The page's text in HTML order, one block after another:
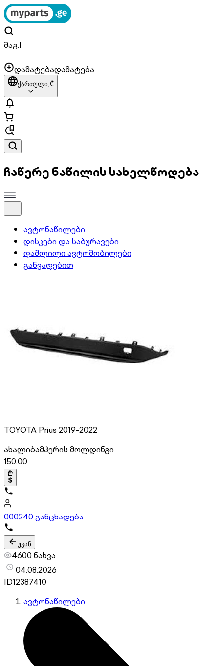
მაგ.|
დამატებადამატება
ქართული,₾
ჩაწერე ნაწილის სახელწოდება
ავტონაწილები
დისკები და საბურავები
დაშლილი ავტომობილები
განვადებით
TOYOTA Prius 2019-2022
ახალიბამპერის მოლდინგი
150.00
000240 განცხადება
უკან
4600 ნახვა
04.08.2026
ID12387410
ავტონაწილები